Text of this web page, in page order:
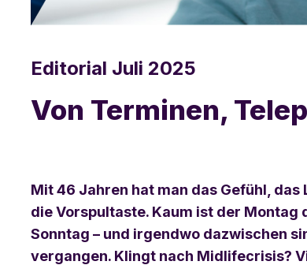
Editorial Juli 2025
Von Terminen,
Mit 46 Jahren hat man das Gefühl,
die Vorspultaste. Kaum ist der Montag
Sonntag – und irgendwo dazwischen
vergangen. Klingt nach Midlifecrisis?